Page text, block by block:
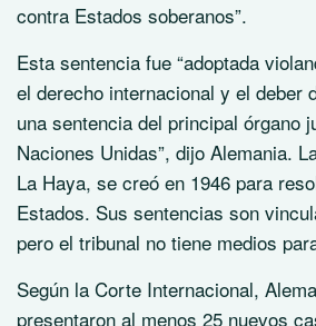
contra Estados soberanos”.
Esta sentencia fue “adoptada
el derecho internacional y el deber
una sentencia del principal órgano
Naciones Unidas”, dijo Alemania.
La Haya, se creó en 1946 para
Estados. Sus sentencias son
pero el tribunal no tiene medios
Según la Corte Internacional,
presentaron al menos 25 nuevos